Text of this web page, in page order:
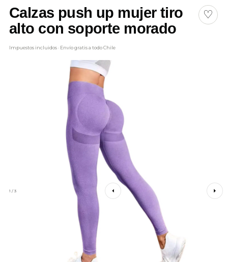
1 / 3
Calzas push up mujer tiro
alto con soporte morado
♡
Impuestos incluidos · Envío gratis a todo Chile